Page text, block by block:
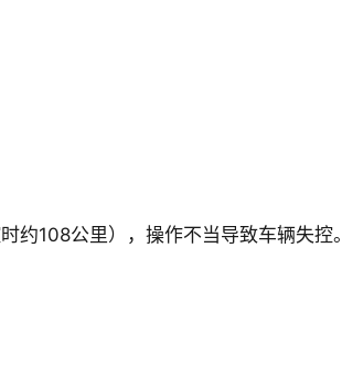
约108公里），操作不当导致车辆失控。